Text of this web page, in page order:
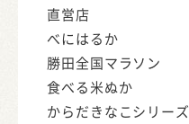
直営店
べにはるか
勝田全国マラソン
食べる米ぬか
からだきなこシリーズ